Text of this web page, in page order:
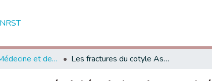
Faculté de Médecine et de Pharmacie - Marrakech Les fractures du cotyle Aspect épidémiologique, thérapeutique et pronostique